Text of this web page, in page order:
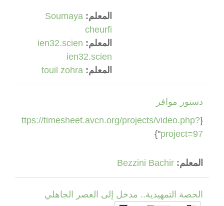
المعلم: Soumaya
cheurfi
المعلم: ien32.scien
ien32.scien
المعلم: touil zohra
دستور موافر
{GENERICO:type="timesheet",width="100%",height="730",links="
https://timesheet.avcn.org/projects/video.php?
project=97
"}
المعلم: Bezzini Bachir
الحصة التمهيدية.. مدخل إلى العصر الجاهلي